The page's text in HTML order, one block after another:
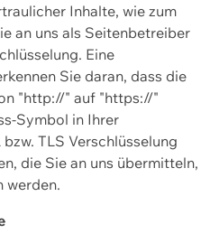
Inhalte, wie zum
an uns als Seitenbetreiber
Eine
Sie daran, dass die
"http://" auf "https://"
Symbol in Ihrer
TLS Verschlüsselung
die Sie an uns übermitteln,
werden.